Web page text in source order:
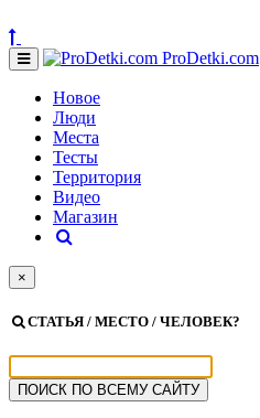
ProDetki.com
Новое
Люди
Места
Тесты
Территория
Видео
Магазин
×
СТАТЬЯ / МЕСТО / ЧЕЛОВЕК?